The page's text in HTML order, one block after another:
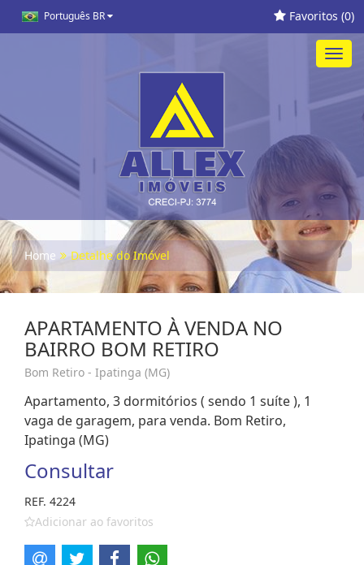
Português BR Favoritos (0)
Home Detalhe do Imóvel
APARTAMENTO À VENDA NO
BAIRRO BOM RETIRO
Bom Retiro - Ipatinga (MG)
Apartamento, 3 dormitórios ( sendo 1 suíte ), 1
vaga de garagem, para venda. Bom Retiro,
Ipatinga (MG)
Consultar
REF. 4224
Adicionar ao favoritos